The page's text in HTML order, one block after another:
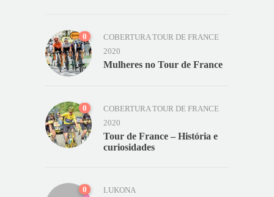
0
COBERTURA TOUR DE FRANCE
2020
Mulheres no Tour de France
0
COBERTURA TOUR DE FRANCE
2020
Tour de France – História e
curiosidades
0 LUKONA